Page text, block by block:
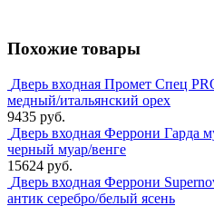
Похожие товары
Дверь входная Промет Спец
медный/итальянский орех
9435 руб.
Дверь входная Феррони Гарда
черный муар/венге
15624 руб.
Дверь входная Феррони
антик серебро/белый ясень